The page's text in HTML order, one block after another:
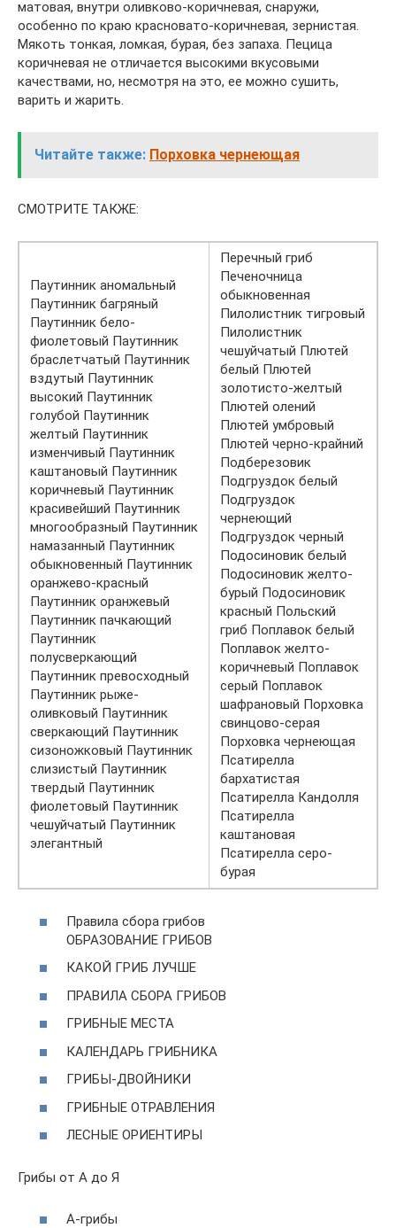
матовая, внутри оливково-коричневая, снаружи,
особенно по краю красновато-коричневая, зернистая.
Мякоть тонкая, ломкая, бурая, без запаха. Пецица
коричневая не отличается высокими вкусовыми
качествами, но, несмотря на это, ее можно сушить,
варить и жарить.
Читайте также: Порховка чернеющая
СМОТРИТЕ ТАКЖЕ:
Паутинник аномальный
Паутинник багряный
Паутинник бело-
фиолетовый Паутинник
браслетчатый Паутинник
вздутый Паутинник
высокий Паутинник
голубой Паутинник
желтый Паутинник
изменчивый Паутинник
каштановый Паутинник
коричневый Паутинник
красивейший Паутинник
многообразный Паутинник
намазанный Паутинник
обыкновенный Паутинник
оранжево-красный
Паутинник оранжевый
Паутинник пачкающий
Паутинник
полусверкающий
Паутинник превосходный
Паутинник рыже-
оливковый Паутинник
сверкающий Паутинник
сизоножковый Паутинник
слизистый Паутинник
твердый Паутинник
фиолетовый Паутинник
чешуйчатый Паутинник
элегантный
Перечный гриб
Печеночница
обыкновенная
Пилолистник тигровый
Пилолистник
чешуйчатый Плютей
белый Плютей
золотисто-желтый
Плютей олений
Плютей умбровый
Плютей черно-крайний
Подберезовик
Подгруздок белый
Подгруздок
чернеющий
Подгруздок черный
Подосиновик белый
Подосиновик желто-
бурый Подосиновик
красный Польский
гриб Поплавок белый
Поплавок желто-
коричневый Поплавок
серый Поплавок
шафрановый Порховка
свинцово-серая
Порховка чернеющая
Псатирелла
бархатистая
Псатирелла Кандолля
Псатирелла
каштановая
Псатирелла серо-
бурая
Правила сбора грибов
ОБРАЗОВАНИЕ ГРИБОВ
КАКОЙ ГРИБ ЛУЧШЕ
ПРАВИЛА СБОРА ГРИБОВ
ГРИБНЫЕ МЕСТА
КАЛЕНДАРЬ ГРИБНИКА
ГРИБЫ-ДВОЙНИКИ
ГРИБНЫЕ ОТРАВЛЕНИЯ
ЛЕСНЫЕ ОРИЕНТИРЫ
Грибы от А до Я
А-грибы